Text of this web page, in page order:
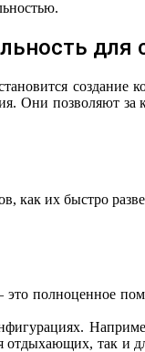
для
позволяют за
как их быстро
полноценное
так и